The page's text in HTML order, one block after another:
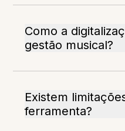
Como a
gestão musical?
Existem
ferramenta?